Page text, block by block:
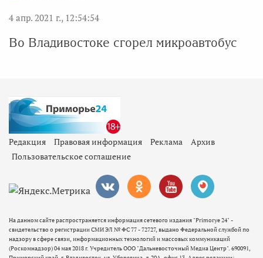
4 апр. 2021 г., 12:54:54
Во Владивостоке сгорел микроавтобус
Редакция Правовая информация Реклама
Архив
Пользовательское соглашение
На данном сайте распространяется информация сетевого издания "Primorye 24" -
свидетельство о регистрации СМИ ЭЛ № ФС 77 - 72727, выдано Федеральной службой по
надзору в сфере связи, информационных технологий и массовых коммуникаций
(Роскомнадзор) 04 мая 2018 г. Учредитель ООО "Дальневосточный Медиа Центр". 690091,